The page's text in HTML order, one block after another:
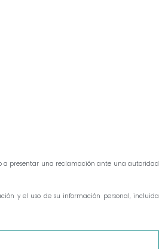
a presentar una reclamación ante una autoridad
y el uso de su información personal, incluida